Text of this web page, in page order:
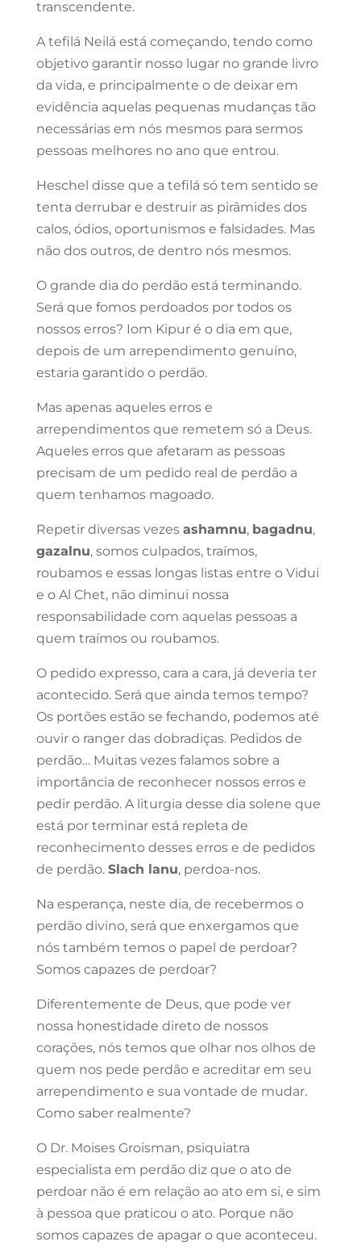
transcendente.
A tefilá Neilá está começando, tendo como
objetivo garantir nosso lugar no grande livro
da vida, e principalmente o de deixar em
evidência aquelas pequenas mudanças tão
necessárias em nós mesmos para sermos
pessoas melhores no ano que entrou.
Heschel disse que a tefilá só tem sentido se
tenta derrubar e destruir as pirâmides dos
calos, ódios, oportunismos e falsidades. Mas
não dos outros, de dentro nós mesmos.
O grande dia do perdão está terminando.
Será que fomos perdoados por todos os
nossos erros? Iom Kipur é o dia em que,
depois de um arrependimento genuíno,
estaria garantido o perdão.
Mas apenas aqueles erros e
arrependimentos que remetem só a Deus.
Aqueles erros que afetaram as pessoas
precisam de um pedido real de perdão a
quem tenhamos magoado.
Repetir diversas vezes ashamnu, bagadnu,
gazalnu, somos culpados, traímos,
roubamos e essas longas listas entre o Vidui
e o Al Chet, não diminui nossa
responsabilidade com aquelas pessoas a
quem traímos ou roubamos.
O pedido expresso, cara a cara, já deveria ter
acontecido. Será que ainda temos tempo?
Os portões estão se fechando, podemos até
ouvir o ranger das dobradiças. Pedidos de
perdão… Muitas vezes falamos sobre a
importância de reconhecer nossos erros e
pedir perdão. A liturgia desse dia solene que
está por terminar está repleta de
reconhecimento desses erros e de pedidos
de perdão. Slach lanu, perdoa-nos.
Na esperança, neste dia, de recebermos o
perdão divino, será que enxergamos que
nós também temos o papel de perdoar?
Somos capazes de perdoar?
Diferentemente de Deus, que pode ver
nossa honestidade direto de nossos
corações, nós temos que olhar nos olhos de
quem nos pede perdão e acreditar em seu
arrependimento e sua vontade de mudar.
Como saber realmente?
O Dr. Moises Groisman, psiquiatra
especialista em perdão diz que o ato de
perdoar não é em relação ao ato em si, e sim
à pessoa que praticou o ato. Porque não
somos capazes de apagar o que aconteceu.